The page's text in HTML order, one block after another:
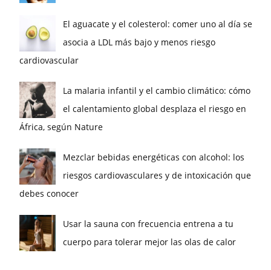
El aguacate y el colesterol: comer uno al día se
asocia a LDL más bajo y menos riesgo
cardiovascular
La malaria infantil y el cambio climático: cómo
el calentamiento global desplaza el riesgo en
África, según Nature
Mezclar bebidas energéticas con alcohol: los
riesgos cardiovasculares y de intoxicación que
debes conocer
Usar la sauna con frecuencia entrena a tu
cuerpo para tolerar mejor las olas de calor